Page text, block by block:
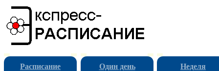
Расписание Один день Неделя